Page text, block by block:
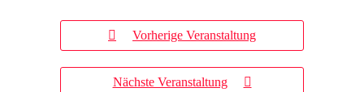
Vorherige Veranstaltung
Nächste Veranstaltung